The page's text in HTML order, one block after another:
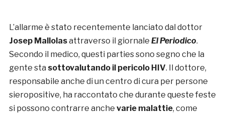
L’allarme è stato recentemente lanciato dal dottor
Josep Mallolasattraverso il giornale El Periodico.
Secondo il medico, questi parties sono segno che la
gente sta sottovalutando il pericolo HIV. Il dottore,
responsabile anche di un centro di cura per persone
sieropositive, ha raccontato che durante queste feste
si possono contrarre anche varie malattie, come